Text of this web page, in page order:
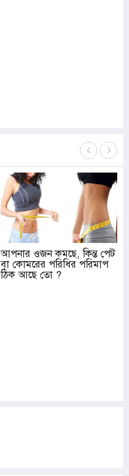
আপনার ওজন কমছে, কিন্ত পেট
বা কোমরের পরিধির পরিমাপ
ঠিক আছে তো ?